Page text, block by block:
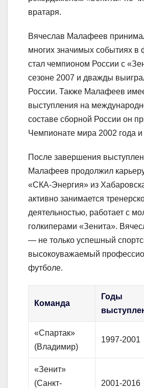
вратаря.
Вячеслав Малафеев
многих значимых событиях в
стал чемпионом России с
сезоне 2007 и дважды
России. Также Малафеев
выступления на
составе сборной России он
Чемпионате мира 2002 года
После завершения
Малафеев продолжил
«СКА-Энергия» из
активно занимается
деятельностью, работает с
голкиперами «Зенита».
— не только успешный
высокоуважаемый
футболе.
Команда
Годы
«Спартак»
(Владимир)
1997-2001
«Зенит»
(Санкт-
2001-2016